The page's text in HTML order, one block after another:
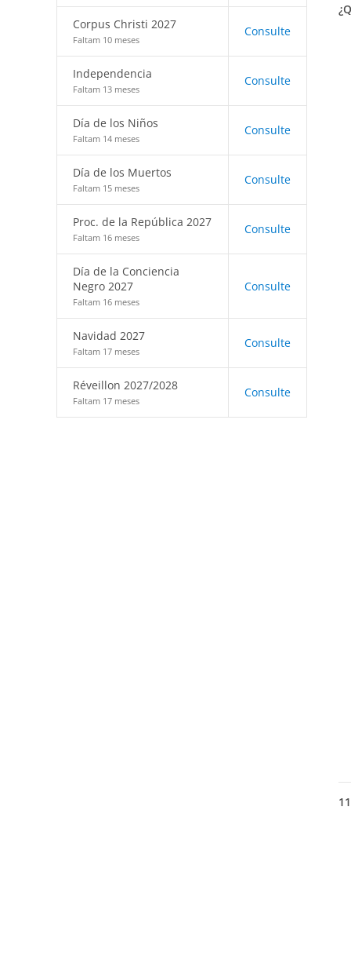
Corpus Christi 2027
Faltam 10 meses
Consulte
Independencia
Faltam 13 meses
Consulte
Día de los Niños
Faltam 14 meses
Consulte
Día de los Muertos
Faltam 15 meses
Consulte
Proc. de la República 2027
Faltam 16 meses
Consulte
Día de la Conciencia
Negro 2027
Faltam 16 meses
Consulte
Navidad 2027
Faltam 17 meses
Consulte
Réveillon 2027/2028
Faltam 17 meses
Consulte
11